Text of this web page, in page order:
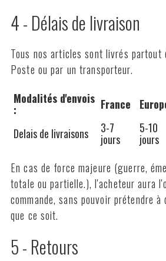
4 - Délais de livraison
Tous nos articles sont livrés partout
Poste ou par un transporteur.
Modalités d'envois
: France
Delais de livraisons
3-7
jours
5-10
jours
En cas de force majeure (guerre,
totale ou partielle.), l'acheteur aura
commande, sans pouvoir prétendre à
que ce soit.
5 - Retours